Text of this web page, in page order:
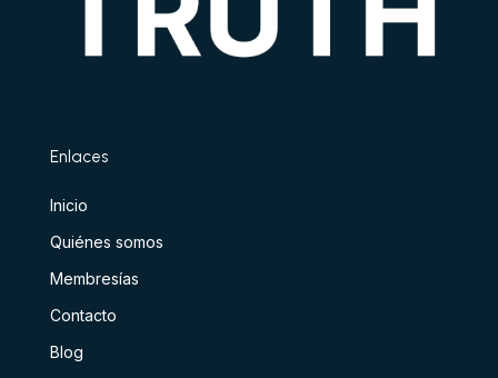
Enlaces
Inicio
Quiénes somos
Membresías
Contacto
Blog